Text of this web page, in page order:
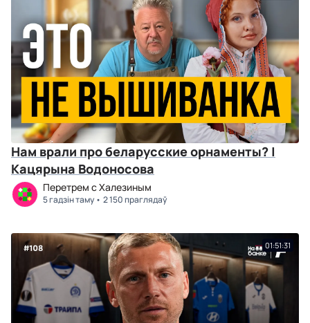
Нам врали про беларусские орнаменты? |
Кацярына Водоносова
Перетрем с Халезиным
5 гадзін таму 2 150 праглядаў
01:51:31